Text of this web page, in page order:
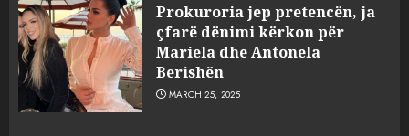
Prokuroria jep pretencën, ja
çfarë dënimi kërkon për
Mariela dhe Antonela
Berishën
MARCH 25, 2025